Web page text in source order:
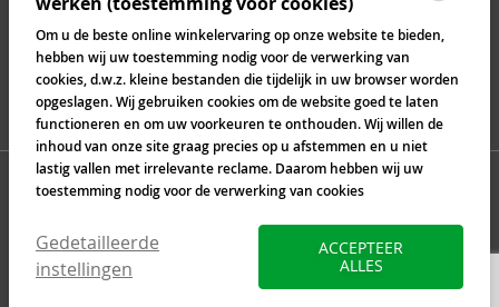
Om u de beste online winkelervaring op onze website te bieden,
hebben wij uw toestemming nodig voor de verwerking van
cookies, d.w.z. kleine bestanden die tijdelijk in uw browser worden
opgeslagen. Wij gebruiken cookies om de website goed te laten
functioneren en om uw voorkeuren te onthouden. Wij willen de
inhoud van onze site graag precies op u afstemmen en u niet
lastig vallen met irrelevante reclame. Daarom hebben wij uw
toestemming nodig voor de verwerking van cookies
Gedetailleerde
instellingen
ACCEPTEER
ALLES